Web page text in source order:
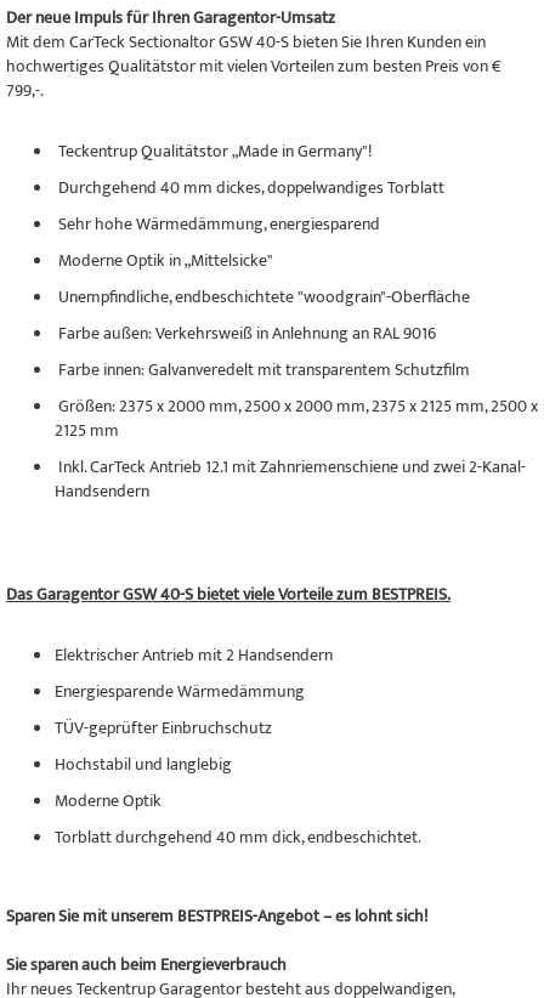
Der neue Impuls für Ihren Garagentor-Umsatz
Mit dem CarTeck Sectionaltor GSW 40-S bieten Sie Ihren Kunden ein
hochwertiges Qualitätstor mit vielen Vorteilen zum besten Preis von €
799,-.
Teckentrup Qualitätstor „Made in Germany"!
Durchgehend 40 mm dickes, doppelwandiges Torblatt
Sehr hohe Wärmedämmung, energiesparend
Moderne Optik in „Mittelsicke"
Unempfindliche, endbeschichtete "woodgrain"-Oberfläche
Farbe außen: Verkehrsweiß in Anlehnung an RAL 9016
Farbe innen: Galvanveredelt mit transparentem Schutzfilm
Größen: 2375 x 2000 mm, 2500 x 2000 mm, 2375 x 2125 mm, 2500 x
2125 mm
Inkl. CarTeck Antrieb 12.1 mit Zahnriemenschiene und zwei 2-Kanal-
Handsendern
Das Garagentor GSW 40-S bietet viele Vorteile zum BESTPREIS.
Elektrischer Antrieb mit 2 Handsendern
Energiesparende Wärmedämmung
TÜV-geprüfter Einbruchschutz
Hochstabil und langlebig
Moderne Optik
Torblatt durchgehend 40 mm dick, endbeschichtet.
Sparen Sie mit unserem BESTPREIS-Angebot – es lohnt sich!
Sie sparen auch beim Energieverbrauch
Ihr neues Teckentrup Garagentor besteht aus doppelwandigen,